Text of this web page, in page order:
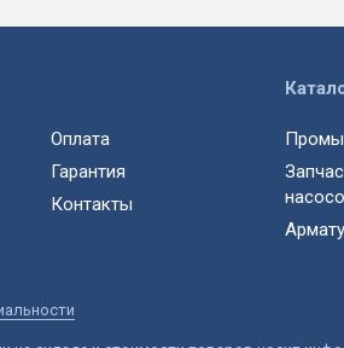
Оплата
Гарантия
Контакты